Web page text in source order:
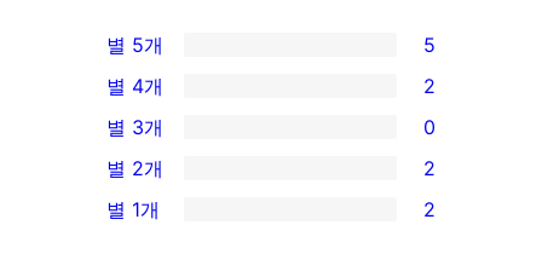
5/5-
별
점
후
기
별 5개 5
2/4-
별
점
후
별 4개 2
0/3-
별
점
별 3개 0
2/2-
별
별 2개 2
2/1-
별 1개 2